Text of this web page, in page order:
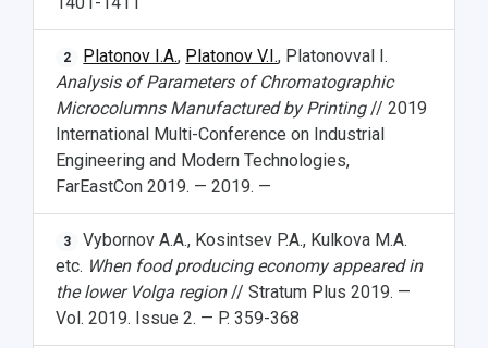
2 Platonov I.A., Platonov V.I., Platonovval I.
Analysis of Parameters of Chromatographic
Microcolumns Manufactured by Printing// 2019
International Multi-Conference on Industrial
Engineering and Modern Technologies,
FarEastCon 2019. — 2019. —
3
Vybornov A.A., Kosintsev P.A., Kulkova M.A.
etc. When food producing economy appeared in
the lower Volga region// Stratum Plus 2019. —
Vol. 2019. Issue 2. — P. 359-368